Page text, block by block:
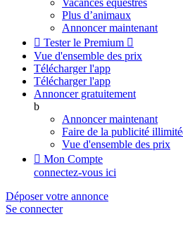
Vacances équestres
Plus d’animaux
Annoncer maintenant
 Tester le Premium 
Vue d'ensemble des prix
Télécharger l'app
Télécharger l'app
Annoncer gratuitement
b
Annoncer maintenant
Faire de la publicité
Vue d'ensemble des prix
 Mon Compte
connectez-vous ici
Déposer votre annonce
Se connecter